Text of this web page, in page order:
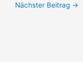
Nächster Beitrag →